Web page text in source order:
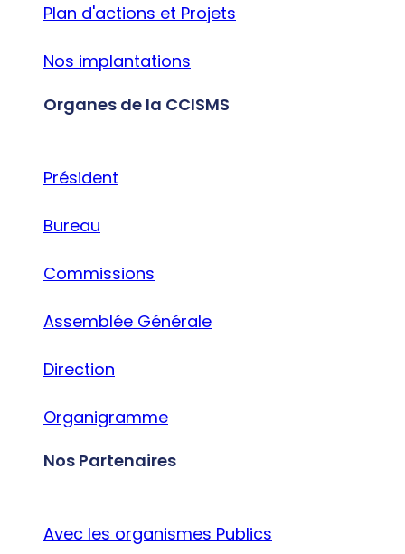
Plan d'actions et Projets
Nos implantations
Organes de la CCISMS
Président
Bureau
Commissions
Assemblée Générale
Direction
Organigramme
Nos Partenaires
Avec les organismes Publics